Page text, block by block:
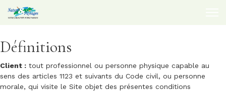
Définitions
Client : tout professionnel ou personne physique capable au
sens des articles 1123 et suivants du Code civil, ou personne
morale, qui visite le Site objet des présentes conditions